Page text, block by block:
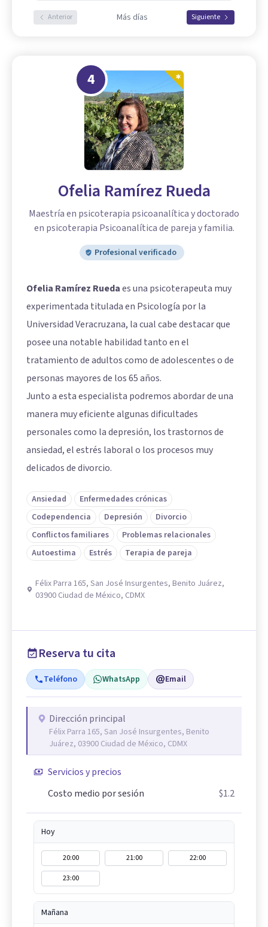
Anterior Más días Siguiente
4
Ofelia Ramírez Rueda
Maestría en psicoterapia psicoanalítica y doctorado
en psicoterapia Psicoanalítica de pareja y familia.
Profesional verificado
Ofelia Ramírez Ruedaes una psicoterapeuta muy
experimentada titulada en Psicología por la
Universidad Veracruzana, la cual cabe destacar que
posee una notable habilidad tanto en el
tratamiento de adultos como de adolescentes o de
personas mayores de los 65 años.
Junto a esta especialista podremos abordar de una
manera muy eficiente algunas dificultades
personales como la depresión, los trastornos de
ansiedad, el estrés laboral o los procesos muy
delicados de divorcio.
Ansiedad
Enfermedades crónicas
Codependencia
Depresión
Divorcio
Conflictos familiares
Problemas relacionales
Autoestima
Estrés Terapia de pareja
Félix Parra 165, San José Insurgentes, Benito Juárez,
03900 Ciudad de México, CDMX
Reserva tu cita
Teléfono WhatsApp Email
Dirección principal
Félix Parra 165, San José Insurgentes, Benito
Juárez, 03900 Ciudad de México, CDMX
Servicios y precios
Costo medio por sesión
$1.2
Hoy
20:00 21:00
22:00
23:00
Mañana